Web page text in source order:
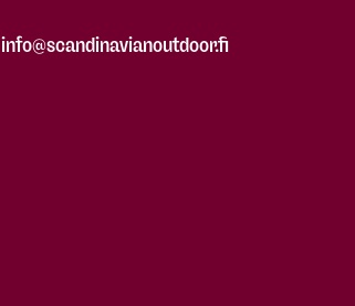
info@scandinavianoutdoor.fi